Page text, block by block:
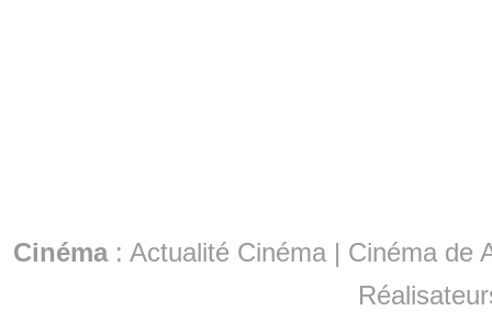
Cinéma: Actualité Cinéma | Cinéma de